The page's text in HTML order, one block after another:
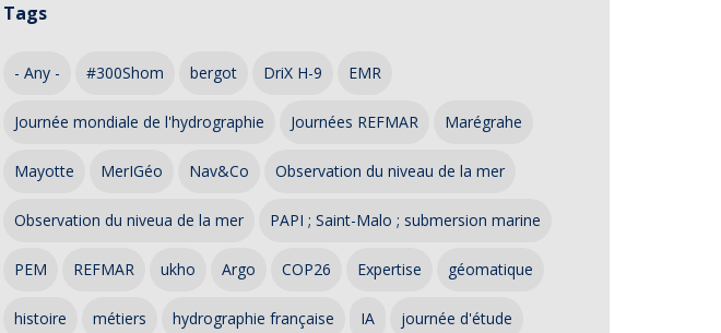
Tags
- Any - #300Shom bergot DriX H-9 EMR
Journée mondiale de l'hydrographie Journées REFMAR Marégrahe
Mayotte MerIGéo Nav&Co Observation du niveau de la mer
Observation du niveua de la mer PAPI ; Saint-Malo ; submersion marine
PEM REFMAR ukho Argo COP26 Expertise géomatique
histoire métiers hydrographie française IA journée d'étude